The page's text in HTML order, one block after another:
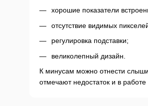
хорошие показатели
отсутствие видимых
регулировка подставки;
великолепный дизайн.
К минусам можно отнести
отмечают недостаток и в